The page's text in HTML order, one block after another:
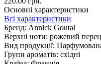
Основні характеристики
Всі характеристики
Бренд: Annick Goutal
Верхні ноти: рожевий
Вид продукції:
Групи ароматів: східні